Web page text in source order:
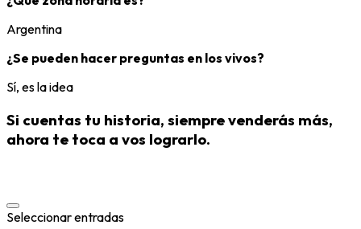
Argentina
¿Se pueden hacer preguntas en los vivos?
Sí, es la idea
Si cuentas tu historia, siempre venderás más,
ahora te toca a vos lograrlo.
Seleccionar entradas